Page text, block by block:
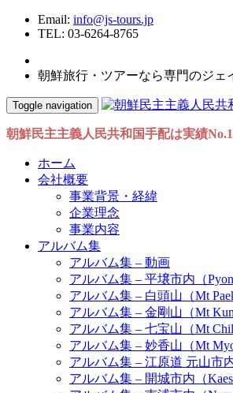
Email: info@js-tours.jp
TEL: 03-6264-8765
朝鮮旅行・ツアーなら専門のジェ
Toggle navigation
朝鮮民主主義人民共和国手配は実績
ホーム
会社概要
事業背景・経緯
企業理念
事業内容
アルバム集
アルバム集 – 動画
アルバム集 – 平壌市内（
アルバム集 – 白頭山（Mt
アルバム集 – 金剛山（Mt
アルバム集 – 七宝山（Mt
アルバム集 – 妙香山（Mt
アルバム集 – 江原道 元山市内
アルバム集 – 開城市内（